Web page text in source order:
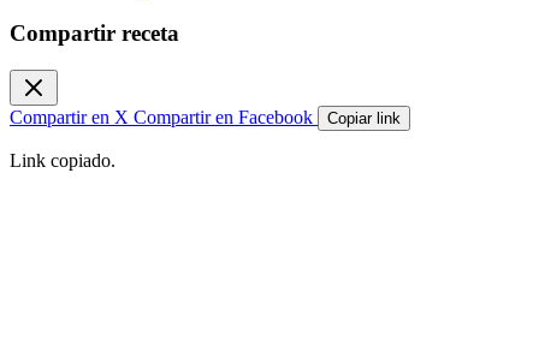
Compartir receta
Compartir en X Compartir en Facebook Copiar link
Link copiado.